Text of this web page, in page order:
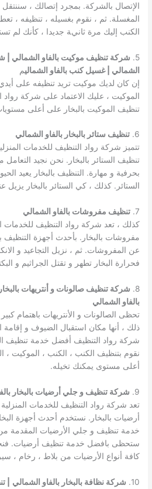
الإتصال بالشركة. بمجرد إتصالك ،
المغسلة. ثم ، نقوم بغسيله ، تنظيفه ،
الكنب إليك مرة ثانية جديدا ، كأنك لم
5.
شركة تنظيف موكيت بالفاو الشمالي |
الشمالي | غسيل كنب بالفاو الشماليم
إن كان لديك موكيت تريد تنظيفه على
الموكيت ، عليك الاعتماد على شركة
تنظيف الموكيت بالبخار على أعلى
6. تنظيف ستائر بالبخار بالفاو الشمالي
تتميز شركة رواد التنظيف للخدمات
تنظيف الستائر بالبخار. نحن نجيد التعامل
بحرفية و مهارة. التنظيف بالبخار يعيد
الستائر. كذلك ، كي الستائر بالبخار يزيل
7. تنظيف مفروشات بالفاو الشمالي
كذلك ، تعد شركة رواد التنظيف
مفروشات بالبخار. بأحدث أجهزة التنظيف
عن المفروشات. ثم ، نزيل التجاعيد و
فحرارة البخار تطهر و تقتل الجراثيم و
8. شركة تنظيف صالونات و أنتريهات
بالفاو الشمالي
تحظى الصالونات و الأنتريهات باهتمام
ذلك ، أنها مكان استقبال الضيوف و
شركة رواد التنظيف أفضل خدمة تنظيف
نقوم بتنظيف الكنب ، الكنب ، الموكيت ،
أعلى مستوى يمكنك تخيله.
9.
شركة تنظيف و جلي أرضيات بالبخار
تعد شركة رواد التنظيف للخدمات
أرضيات بالبخار. نستخدم أحدث أجهزة
خدمة تنظيف و جلي الأرضيات المقدمة
ستحظى بافضل خدمة تنظيف أرضيات.
كافة أنواع الأرضيات من بلاط ، رخام ،
10. شركة نظافة بالبخار بالفاو الشمالي
|